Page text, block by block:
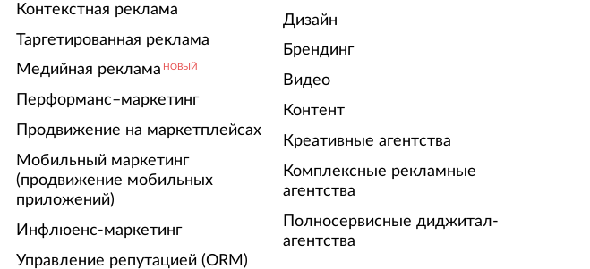
Контекстная реклама
Таргетированная реклама
Медийная реклама НОВЫЙ
Перформанс–маркетинг
Продвижение на маркетплейсах
Мобильный маркетинг
(продвижение мобильных
приложений)
Инфлюенс-маркетинг
Управление репутацией (ORM)
Дизайн
Брендинг
Видео
Контент
Креативные агентства
Комплексные рекламные
агентства
Полносервисные диджитал-
агентства